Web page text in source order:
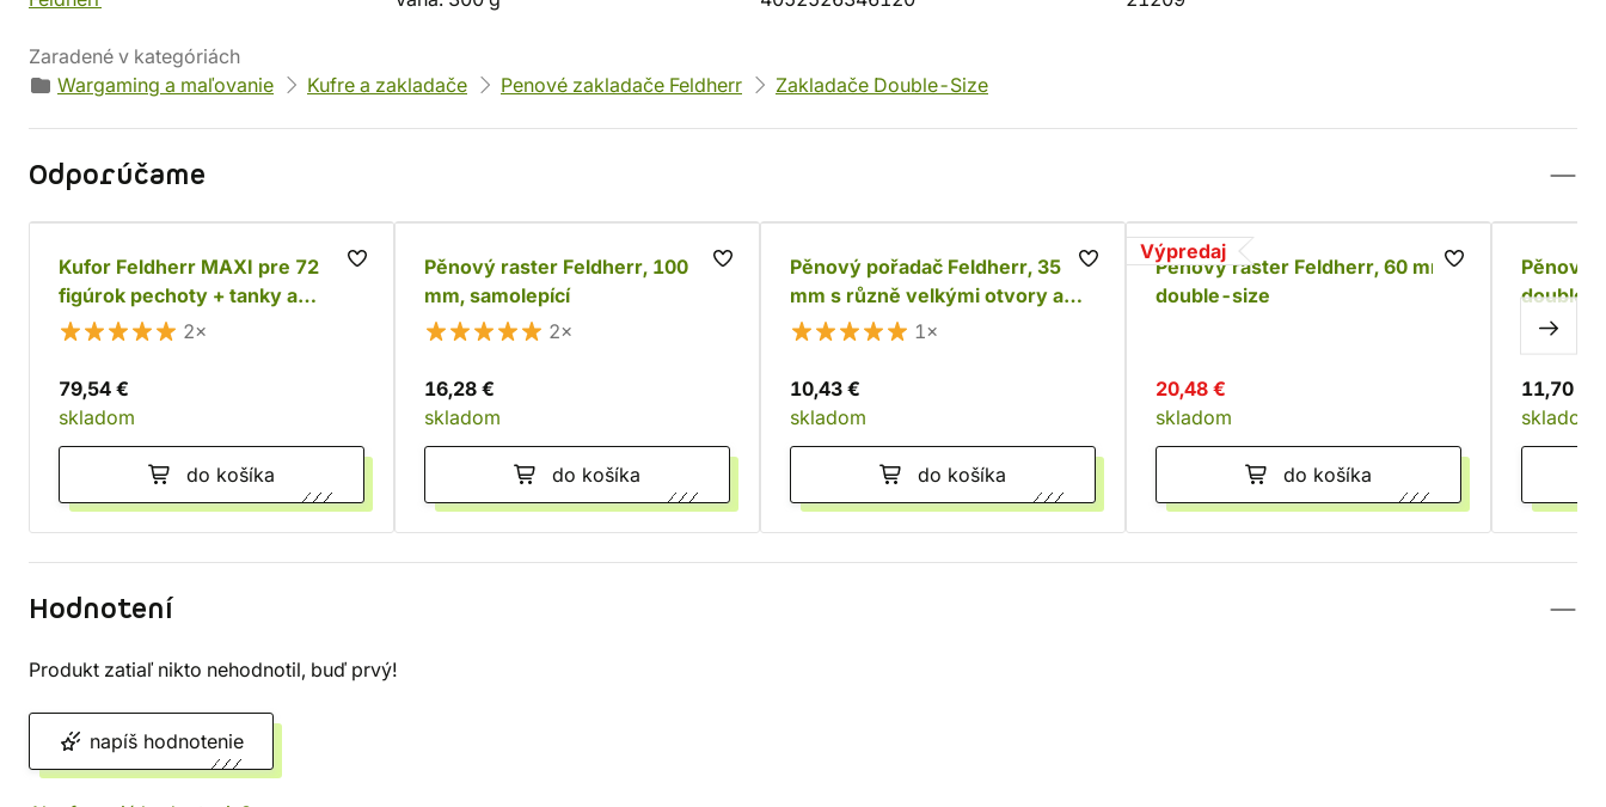
Zaradené v kategóriách
Wargaming a maľovanie
Kufre a zakladače Penové zakladače Feldherr Zakladače Double-Size
Odporúčame
Kufor Feldherr MAXI pre 72
figúrok pechoty + tanky a
monštrá
2×
79,54 €
skladom
do košíka
Pěnový raster Feldherr, 100
mm, samolepící
2×
16,28 €
skladom
do košíka
Pěnový pořadač Feldherr, 35
mm s různě velkými otvory a
dnem
1×
10,43 €
skladom
do košíka
Výpredaj
Pěnový raster Feldherr, 60 mm,
double-size
20,48 €
skladom
do košíka
Pěnový
double-
11,70 €
skladom
Hodnotení
Produkt zatiaľ nikto nehodnotil, buď prvý!
napíš hodnotenie